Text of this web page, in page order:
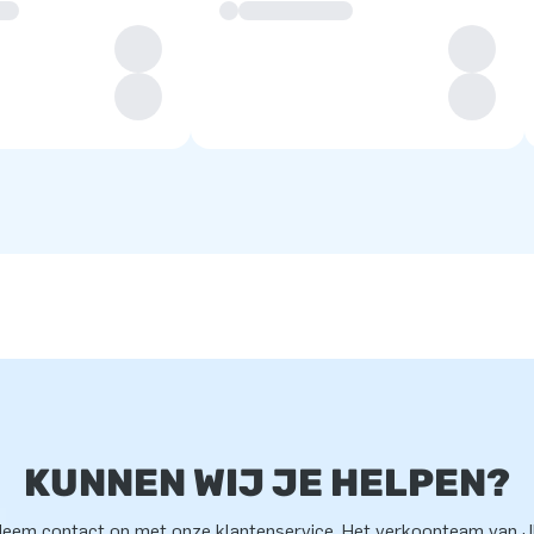
KUNNEN WIJ JE HELPEN?